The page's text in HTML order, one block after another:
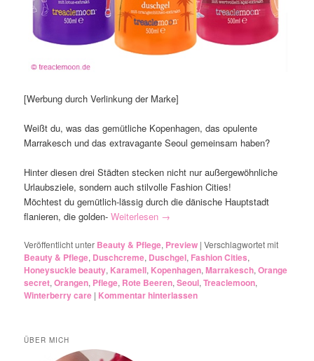
[Werbung durch Verlinkung der Marke]
Weißt du, was das gemütliche Kopenhagen, das opulente
Marrakesch und das extravagante Seoul gemeinsam haben?
Hinter diesen drei Städten stecken nicht nur außergewöhnliche
Urlaubsziele, sondern auch stilvolle Fashion Cities!
Möchtest du gemütlich-lässig durch die dänische Hauptstadt
flanieren, die golden-Weiterlesen →
Veröffentlicht unter Beauty & Pflege, Preview |Verschlagwortet mit
Beauty & Pflege, Duschcreme, Duschgel, Fashion Cities,
Honeysuckle beauty, Karamell, Kopenhagen,Marrakesch,Orange
secret,Orangen, Pflege, Rote Beeren,Seoul,Treaclemoon,
Winterberry care | Kommentar hinterlassen
ÜBER MICH